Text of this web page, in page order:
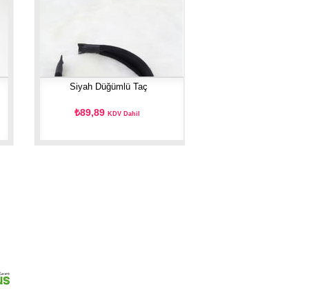
Siyah Düğümlü Taç
₺89,89KDV Dahil